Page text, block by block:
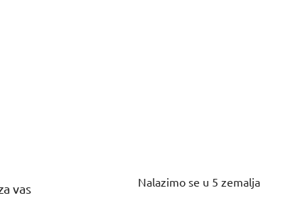
vas Nalazimo se u 5 zemalja